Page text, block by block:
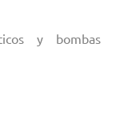
y bombas